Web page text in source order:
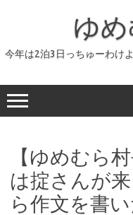
へ
ッ
プ
ゆ
今年は2泊3日っちゅーわけ
【ゆめむら
は掟さんが
ら作文を書い